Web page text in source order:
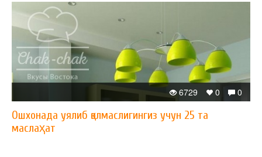
0
0
6729
Ошхонада уялиб қолмаслигингиз учун 25 та
маслаҳат